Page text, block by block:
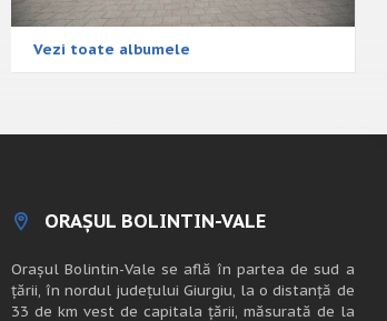
Vezi toate albumele
ORAȘUL BOLINTIN-VALE
Oraşul Bolintin-Vale se află în partea de sud a
ţării, în nordul judeţului Giurgiu, la o distanţă de
33 de km vest de capitala țării, măsurată de la